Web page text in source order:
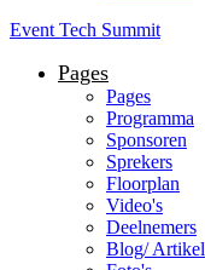
Event Tech Summit
Pages
Pages
Programma
Sponsoren
Sprekers
Floorplan
Video's
Deelnemers
Blog/ Artikel